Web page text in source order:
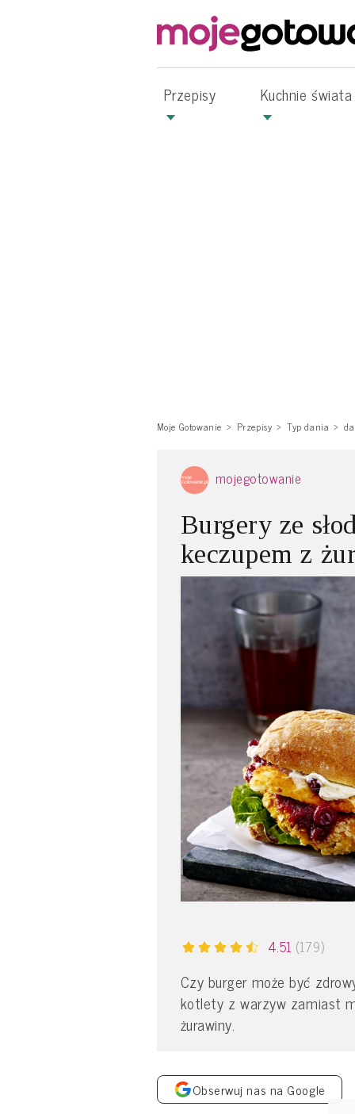
Przepisy Kuchnie świata
Moje Gotowanie Przepisy Typ dania
mojegotowanie
Burgery ze
keczupem z
4.51 (179)
Czy burger może być
kotlety z warzyw zamiast
żurawiny.
Obserwuj nas na Google